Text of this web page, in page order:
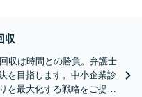
収
収は時間との勝負。弁護士
を目指します。中小企業診
を最大化する戦略をご提